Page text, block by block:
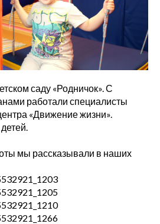
саду «Родничок». С
работали специалисты
«Движение жизни».
мы рассказывали в наших